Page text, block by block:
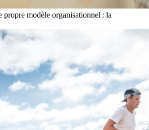
propre modèle organisationnel : la